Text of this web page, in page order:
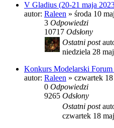
V Gladius (20-21 maja
autor: Raleen » środa 10
3 Odpowiedzi
10717 Odsłony
Ostatni post
niedziela 28
Konkurs Modelarski
autor: Raleen » czwartek
0 Odpowiedzi
9265 Odsłony
Ostatni post
czwartek 18